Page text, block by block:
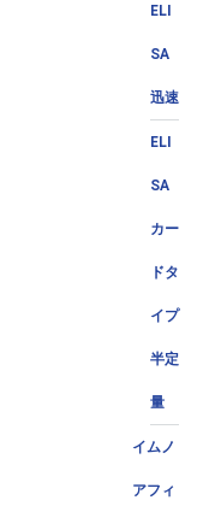
ELI
SA
迅速
ELI
SA
カー
ドタ
イプ
半定
量
イムノ
アフィ